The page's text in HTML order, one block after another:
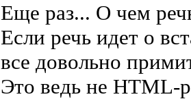
Еще раз... О чем
Если речь идет о
все довольно
Это ведь не HTML-